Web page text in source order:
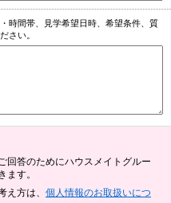
時間帯、見学希望日時、希望条件、質
さい。
回答のためにハウスメイトグルー
ます。
え方は、 個人情報のお取扱いにつ